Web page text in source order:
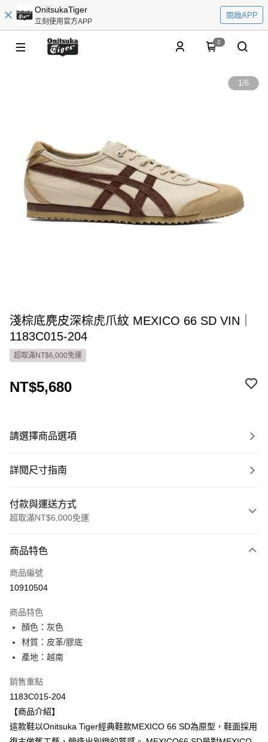
OnitsukaTiger
立刻使用官方APP
開啟APP
0
1/6
淺棕底麂皮深棕虎爪紋 MEXICO 66 SD VIN｜
1183C015-204
超取滿NT$6,000免運
NT$5,680
請選擇商品選項
詳閱尺寸指南
付款與運送方式
超取滿NT$6,000免運
信用卡一次付款
超商取貨付款
Apple Pay
ATM付款
運送方式
全家取貨付款
每筆NT$80，滿NT$6,000(含以上)免運費
付款後全家取貨
商品特色
商品編號
10910504
商品特色
顏色：灰色
材質：皮革/膠底
產地：越南
銷售重點
1183C015-204
【商品介紹】
這款鞋以Onitsuka Tiger經典鞋款MEXICO 66 SD為原型，鞋面採用